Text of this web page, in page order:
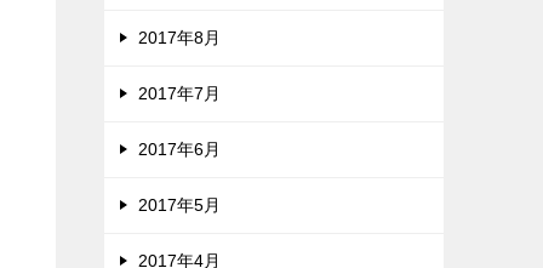
2017年8月
2017年7月
2017年6月
2017年5月
2017年4月